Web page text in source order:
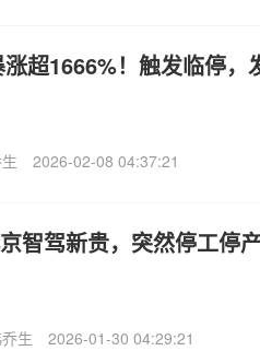
超1666%！触发临停，
2026-02-08 04:37:21
智驾新贵，突然停工停
生 2026-01-30 04:29:21